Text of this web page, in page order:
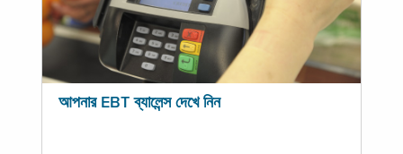
আপনার EBT ব্যালেন্স দেখে নিন